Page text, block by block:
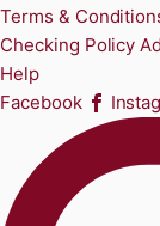
Terms &
Checking Policy
Help
Facebook